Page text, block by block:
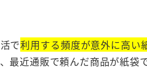
で利用する頻度が意外に高い
最近通販で頼んだ商品が紙袋